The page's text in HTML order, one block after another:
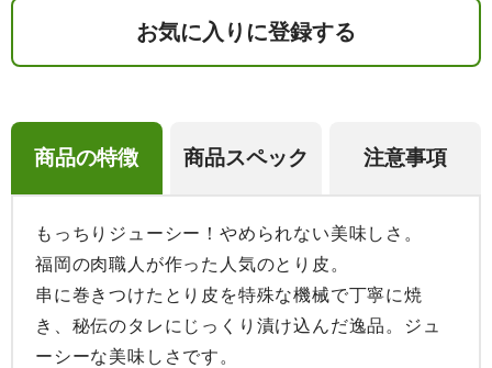
お気に入りに登録する
商品の特徴 商品スペック 注意事項
もっちりジューシー！やめられない美味しさ。
福岡の肉職人が作った人気のとり皮。
串に巻きつけたとり皮を特殊な機械で丁寧に焼
き、秘伝のタレにじっくり漬け込んだ逸品。ジュ
ーシーな美味しさです。